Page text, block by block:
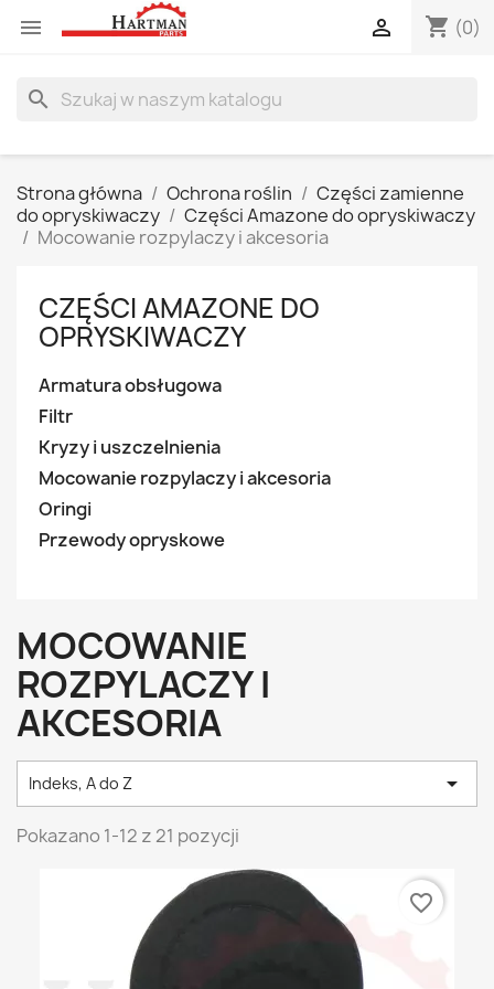
 shopping_cart (0)

search
Strona główna Ochrona roślin
Części zamienne
do opryskiwaczy
Części Amazone do opryskiwaczy
Mocowanie rozpylaczy i akcesoria
CZĘŚCI AMAZONE DO
OPRYSKIWACZY
Armatura obsługowa
Filtr
Kryzy i uszczelnienia
Mocowanie rozpylaczy i akcesoria
Oringi
Przewody opryskowe
MOCOWANIE
ROZPYLACZY I
AKCESORIA
Indeks, A do Z 
Pokazano 1-12 z 21 pozycji
favorite_border